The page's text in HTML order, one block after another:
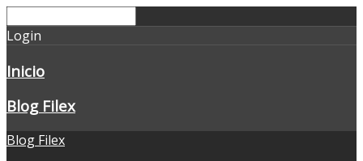
Login
Inicio
Blog Filex
Blog Filex